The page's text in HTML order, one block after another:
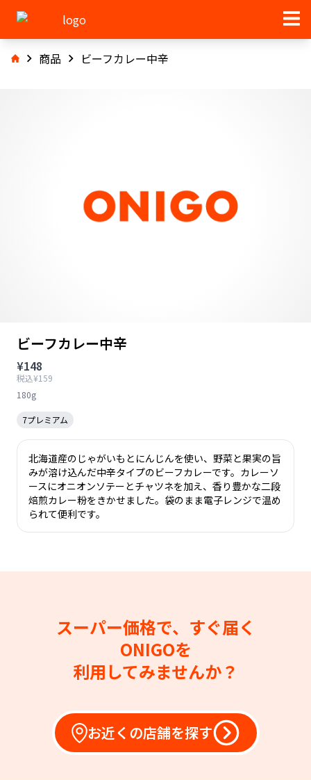
商品 ビーフカレー中辛
ビーフカレー中辛
¥148
税込¥159
180g
7プレミアム
北海道産のじゃがいもとにんじんを使い、野菜と果実の旨
みが溶け込んだ中辛タイプのビーフカレーです。カレーソ
ースにオニオンソテーとチャツネを加え、香り豊かな二段
焙煎カレー粉をきかせました。袋のまま電子レンジで温め
られて便利です。
スーパー価格で、すぐ届く
ONIGOを
利用してみませんか？
お近くの店舗を探す